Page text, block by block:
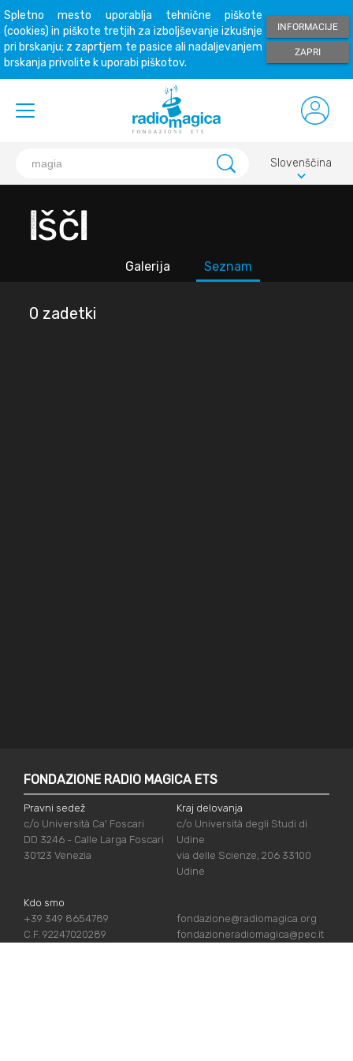
Spletno mesto uporablja tehnične piškote
(cookies) in piškote tretjih za izboljševanje izkušnje
pri brskanju; z zaprtjem te pasice ali nadaljevanjem
brskanja privolite k uporabi piškotov.
INFORMACIJE
ZAPRI
Slovenščina
keyboard_arrow_down
Išči
Galerija Seznam
0 zadetki
FONDAZIONE RADIO MAGICA ETS
Pravni sedež
c/o Università Ca' Foscari
DD 3246 - Calle Larga Foscari
30123 Venezia
Kraj delovanja
c/o Università degli Studi di
Udine
via delle Scienze, 206 33100
Udine
Kdo smo
+39 349 8654789
C.F. 92247020289
fondazione@radiomagica.org
fondazioneradiomagica@pec.it